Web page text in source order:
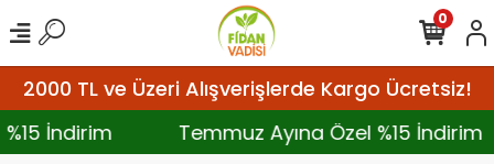
2000 TL ve Üzeri Alışverişlerde Kargo Ücretsiz!
%15 İndirim
Temmuz Ayına Özel %15 İndirim
0